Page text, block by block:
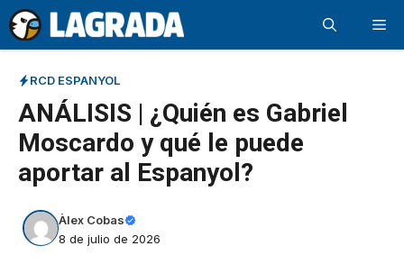
Saltar
al
contenido
RCD ESPANYOL
ANÁLISIS | ¿Quién es Gabriel
Moscardo y qué le puede
aportar al Espanyol?
Àlex Cobas
8 de julio de 2026